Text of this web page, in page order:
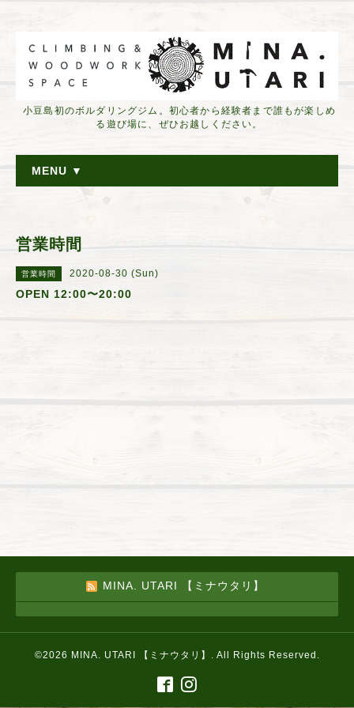
小豆島初のボルダリングジム。初心者から経験者まで誰もが楽しめ
る遊び場に、ぜひお越しください。
MENU ▼
営業時間
営業時間 2020-08-30 (Sun)
OPEN 12:00〜20:00
MINA. UTARI 【ミナウタリ】
©2026 MINA. UTARI 【ミナウタリ】 . All Rights Reserved.